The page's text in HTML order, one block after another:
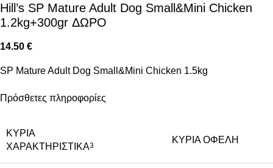
Hill’s SP Mature Adult Dog Small&Mini Chicken
1.2kg+300gr ΔΩΡΟ
14.50 €
SP Mature Adult Dog Small&Mini Chicken 1.5kg
Πρόσθετες πληροφορίες
ΚΥΡΙΑ
ΧΑΡΑΚΤΗΡΙΣΤΙΚΑ3
ΚΥΡΙΑ ΟΦΕΛΗ